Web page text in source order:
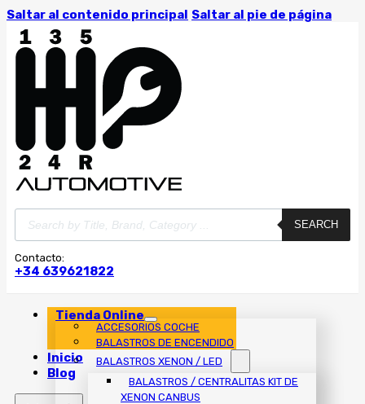
Saltar al contenido principal Saltar al pie de página
Búsqueda
de
productos
SEARCH
Contacto:
+34 639621822
Tienda Online
ACCESORIOS COCHE
BALASTROS DE ENCENDIDO
BALASTROS XENON / LED
BALASTROS / CENTRALITAS KIT DE
XENON CANBUS
Inicio
Blog